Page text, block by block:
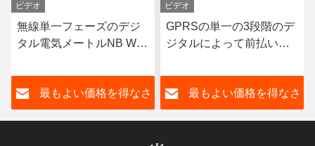
ビデオ
無線単一フェーズのデジ
タル電気メートルNB Wifi
多税率
最もよい価格を得なさ
ビデオ
GPRSの単一の3段階のデ
ジタルによって前払いさ
トルLCDの表示
最もよい価格を得なさ